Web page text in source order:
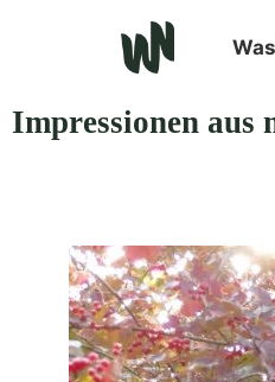
Impressionen aus